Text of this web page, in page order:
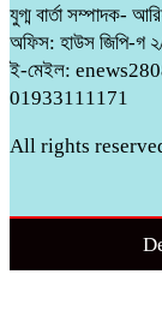
যুগ্ম বার্তা সম্পাদক-
অফিস: হাউস জিপি-গ
ই-মেইল:
01933111171
All rights